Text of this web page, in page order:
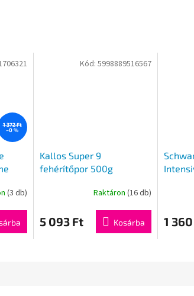
1 372 Ft
–0 %
(3 db)
Kallos Super 9
fehérítőpor 500g
Raktáron(16 db)
5 093 Ft Kosárba
Kód:5998889516567
1